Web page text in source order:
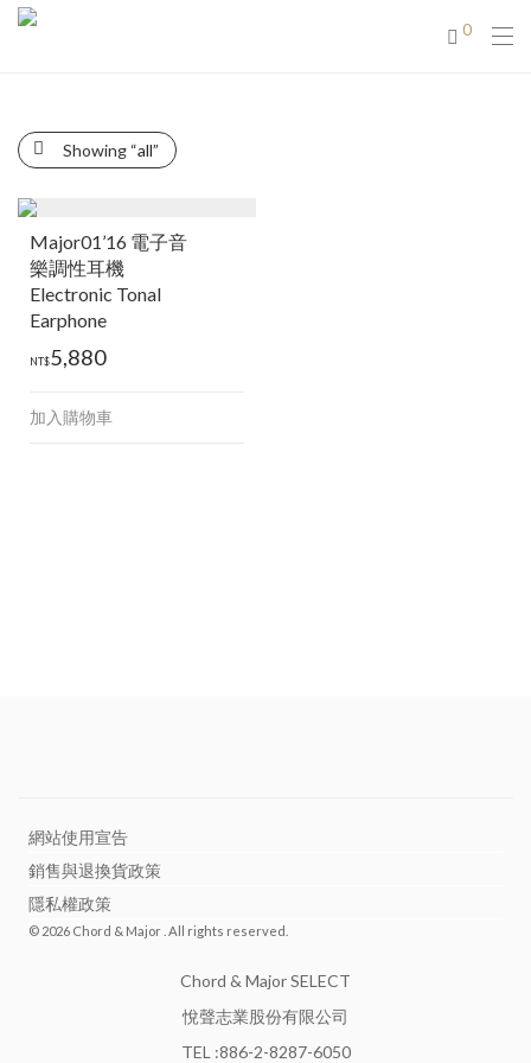
0
Showing “all”
Major01’16 電子音
樂調性耳機
Electronic Tonal
Earphone
NT$5,880
加入購物車
網站使用宣告
銷售與退換貨政策
隱私權政策
© 2026 Chord & Major . All rights reserved.
Chord & Major SELECT
悅聲志業股份有限公司
TEL :886-2-8287-6050